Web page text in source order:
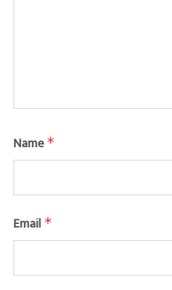
Name*
Email *